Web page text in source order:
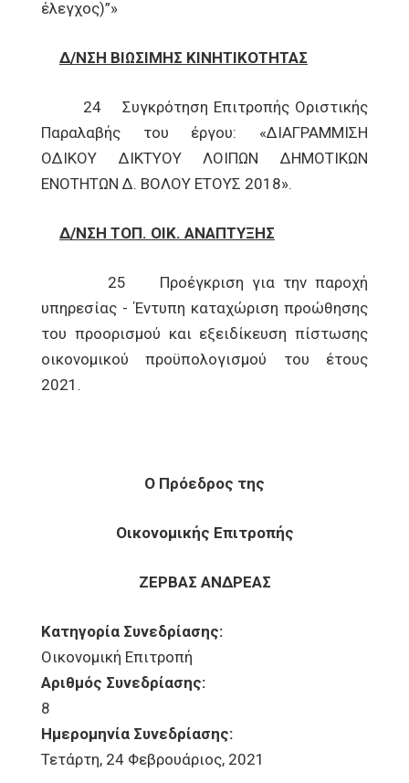
έλεγχος)”»
Δ/ΝΣΗ ΒΙΩΣΙΜΗΣ ΚΙΝΗΤΙΚΟΤΗΤΑΣ
24 Συγκρότηση Επιτροπής Οριστικής
Παραλαβής του έργου: «ΔΙΑΓΡΑΜΜΙΣΗ
ΟΔΙΚΟΥ ΔΙΚΤΥΟΥ ΛΟΙΠΩΝ ΔΗΜΟΤΙΚΩΝ
ΕΝΟΤΗΤΩΝ Δ. ΒΟΛΟΥ ΕΤΟΥΣ 2018».
Δ/ΝΣΗ ΤΟΠ. ΟΙΚ. ΑΝΑΠΤΥΞΗΣ
25 Προέγκριση για την παροχή
υπηρεσίας - Έντυπη καταχώριση προώθησης
του προορισμού και εξειδίκευση πίστωσης
οικονομικού προϋπολογισμού του έτους
2021.
Ο Πρόεδρος της
Οικονομικής Επιτροπής
ΖΕΡΒΑΣ ΑΝΔΡΕΑΣ
Κατηγορία Συνεδρίασης:
Οικονομική Επιτροπή
Αριθμός Συνεδρίασης:
8
Ημερομηνία Συνεδρίασης:
Τετάρτη, 24 Φεβρουάριος, 2021